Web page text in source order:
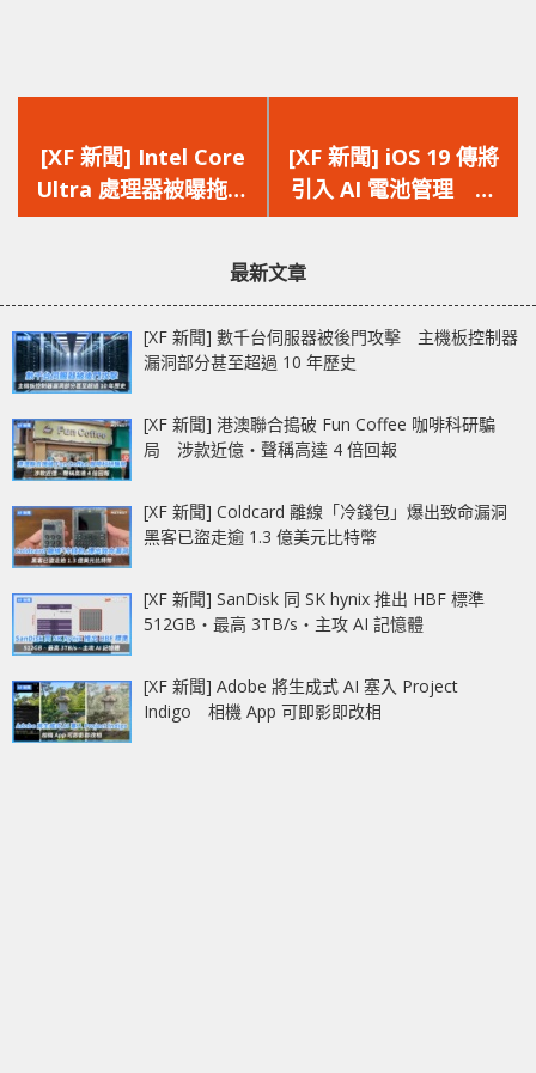
一
篇
文
[XF 新聞] Intel Core
Ultra 處理器被曝拖慢
高階 SSD 性能 速度下
一
篇
文
[XF 新聞] iOS 19 傳將
引入 AI 電池管理 延
長 iPhone 電量
最新文章
[XF 新聞] 數千台伺服器被後門攻擊 主機板控制器
漏洞部分甚至超過 10 年歷史
[XF 新聞] 港澳聯合搗破 Fun Coffee 咖啡科研騙
局 涉款近億‧聲稱高達 4 倍回報
[XF 新聞] Coldcard 離線「冷錢包」爆出致命漏洞
黑客已盜走逾 1.3 億美元比特幣
[XF 新聞] SanDisk 同 SK hynix 推出 HBF 標準
512GB‧最高 3TB/s‧主攻 AI 記憶體
[XF 新聞] Adobe 將生成式 AI 塞入 Project
Indigo 相機 App 可即影即改相